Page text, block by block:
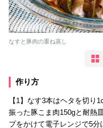
なすと豚肉の重ね蒸し
作り方
【1】なす3本はヘタを切り
振った豚こま肉150gと耐熱
プをかけて電子レンジで5分